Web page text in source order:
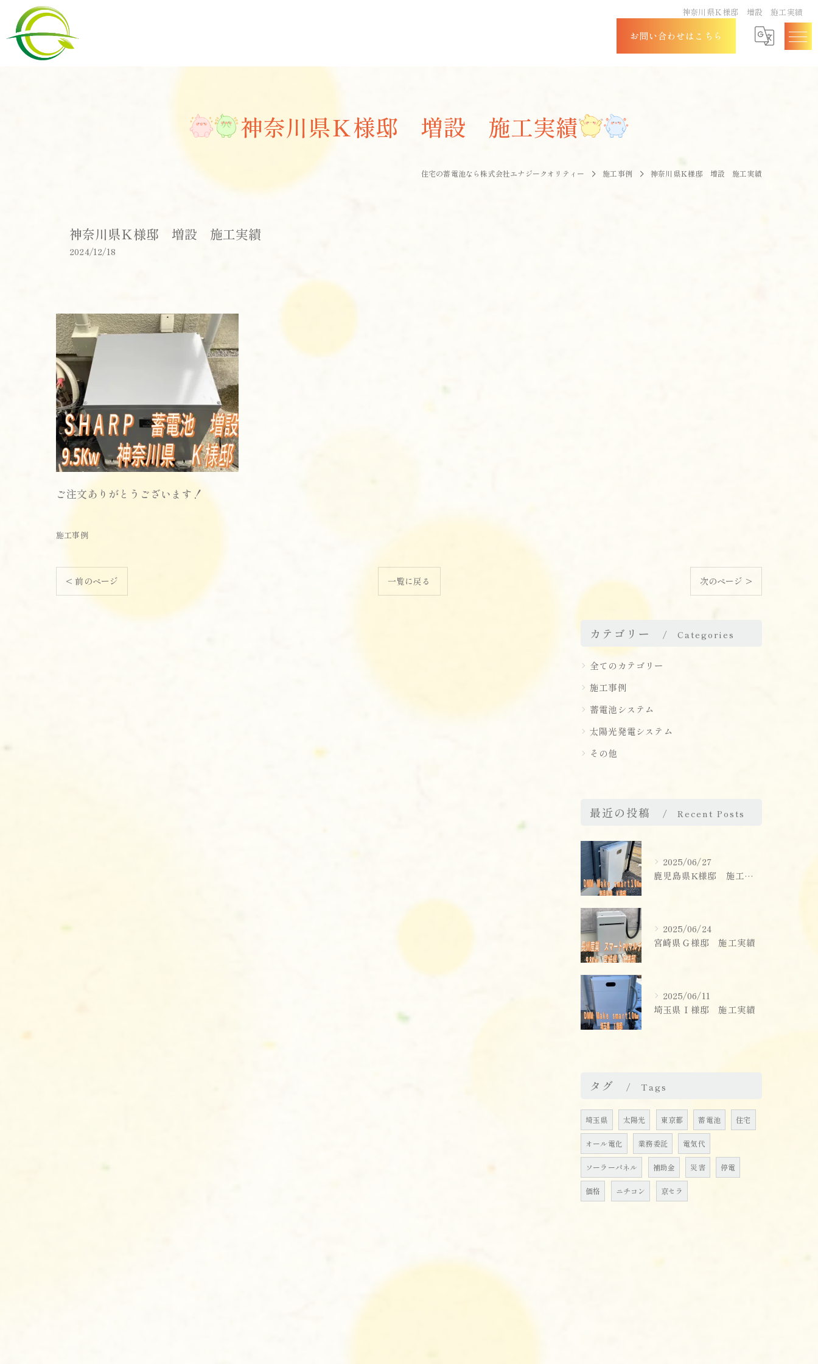
神奈川県Ｋ様邸 増設 施工実績
お問い合わせはこちら
神奈川県Ｋ様邸 増設 施工実績
住宅の蓄電池なら株式会社エナジークオリティー 施工事例 神奈川県Ｋ様邸 増設 施工実績
神奈川県Ｋ様邸 増設 施工実績
2024/12/18
ご注文ありがとうございます！
施工事例
< 前のページ 一覧に戻る 次のページ >
カテゴリー Categories
全てのカテゴリー
施工事例
蓄電池システム
太陽光発電システム
その他
最近の投稿 Recent Posts
2025/06/27
鹿児島県K様邸 施工実績
2025/06/24
宮崎県Ｇ様邸 施工実績
2025/06/11
埼玉県Ｉ様邸 施工実績
タグ Tags
埼玉県 太陽光 東京都 蓄電池 住宅
オール電化 業務委託 電気代
ソーラーパネル 補助金 災害 停電
価格 ニチコン 京セラ